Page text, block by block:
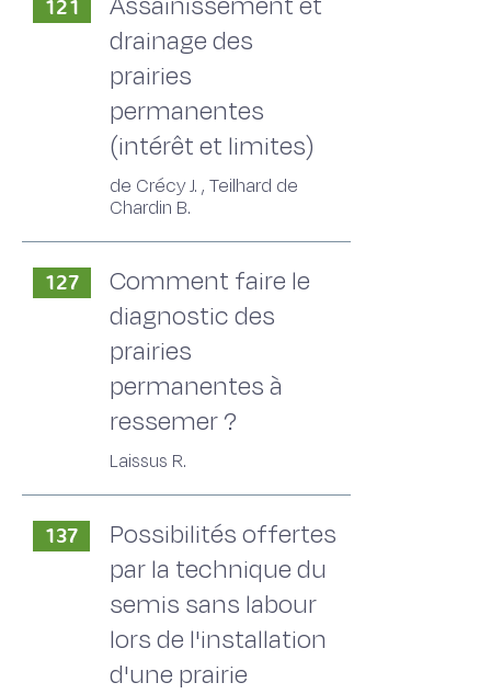
121
drainage des
prairies
permanentes
(intérêt et limites)
de Crécy J. , Teilhard de
Chardin B.
127
Comment faire le
diagnostic des
prairies
permanentes à
ressemer ?
Laissus R.
137
Possibilités offertes
par la technique du
semis sans labour
lors de l'installation
d'une prairie